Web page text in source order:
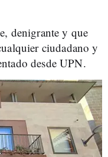
denigrante y que
ciudadano y
desde UPN.